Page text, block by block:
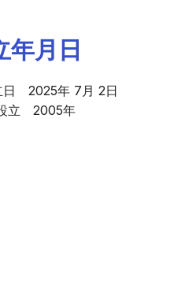
年月日
日 2025年 7月 2日
立 2005年